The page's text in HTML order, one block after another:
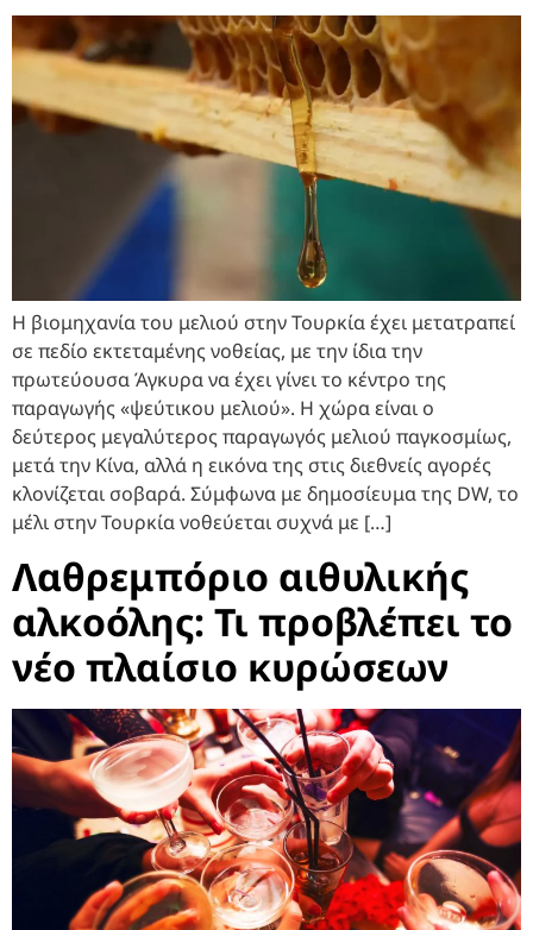
Η βιομηχανία του μελιού στην Τουρκία έχει μετατραπεί
σε πεδίο εκτεταμένης νοθείας, με την ίδια την
πρωτεύουσα Άγκυρα να έχει γίνει το κέντρο της
παραγωγής «ψεύτικου μελιού». Η χώρα είναι ο
δεύτερος μεγαλύτερος παραγωγός μελιού παγκοσμίως,
μετά την Κίνα, αλλά η εικόνα της στις διεθνείς αγορές
κλονίζεται σοβαρά. Σύμφωνα με δημοσίευμα της DW, το
μέλι στην Τουρκία νοθεύεται συχνά με […]
Λαθρεμπόριο αιθυλικής
αλκοόλης: Τι προβλέπει το
νέο πλαίσιο κυρώσεων